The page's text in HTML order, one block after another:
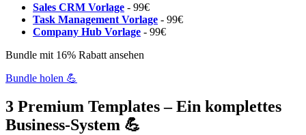
Sales CRM Vorlage - 99€
Task Management Vorlage - 99€
Company Hub Vorlage - 99€
Bundle mit 16% Rabatt ansehen
Bundle holen 💪
3 Premium Templates – Ein komplettes
Business-System 💪